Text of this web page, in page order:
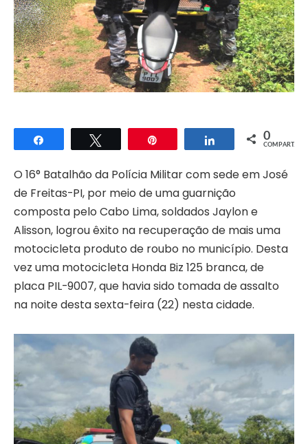
Compartilhar Compartilhar
0
COMPART.
O 16° Batalhão da Polícia Militar com sede em José
de Freitas-PI, por meio de uma guarnição
composta pelo Cabo Lima, soldados Jaylon e
Alisson, logrou êxito na recuperação de mais uma
motocicleta produto de roubo no município. Desta
vez uma motocicleta Honda Biz 125 branca, de
placa PIL-9007, que havia sido tomada de assalto
na noite desta sexta-feira (22) nesta cidade.